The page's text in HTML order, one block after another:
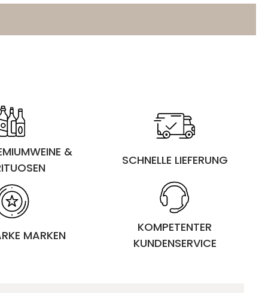
&
SCHNELLE LIEFERUNG
MARKEN
KOMPETENTER
KUNDENSERVICE